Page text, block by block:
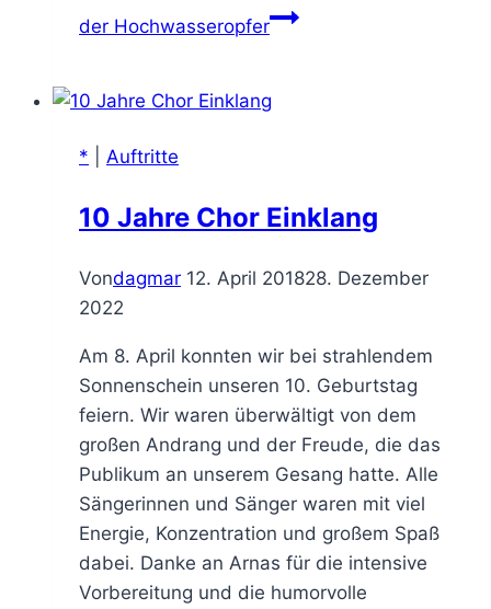
der Hochwasseropfer
* Auftritte
10 Jahre Chor Einklang
Vondagmar 12. April 201828. Dezember
2022
Am 8. April konnten wir bei strahlendem
Sonnenschein unseren 10. Geburtstag
feiern. Wir waren überwältigt von dem
großen Andrang und der Freude, die das
Publikum an unserem Gesang hatte. Alle
Sängerinnen und Sänger waren mit viel
Energie, Konzentration und großem Spaß
dabei. Danke an Arnas für die intensive
Vorbereitung und die humorvolle